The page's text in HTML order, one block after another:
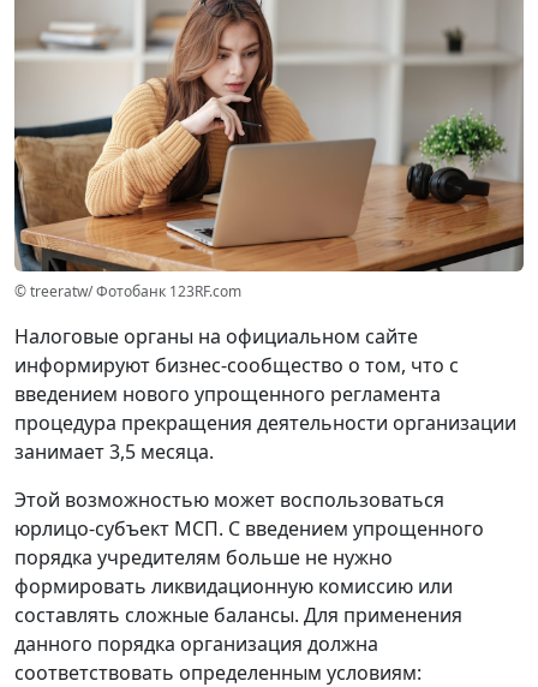
© treeratw/ Фотобанк 123RF.com
Налоговые органы на официальном сайте
информируют бизнес-сообщество о том, что с
введением нового упрощенного регламента
процедура прекращения деятельности организации
занимает 3,5 месяца.
Этой возможностью может воспользоваться
юрлицо-субъект МСП. С введением упрощенного
порядка учредителям больше не нужно
формировать ликвидационную комиссию или
составлять сложные балансы. Для применения
данного порядка организация должна
соответствовать определенным условиям: